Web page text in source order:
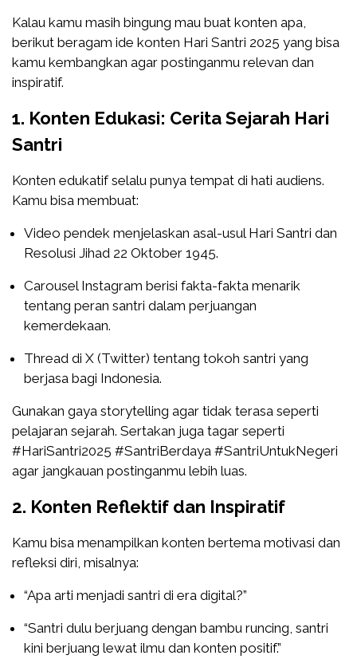
Kalau kamu masih bingung mau buat konten apa,
berikut beragam ide konten Hari Santri 2025 yang bisa
kamu kembangkan agar postinganmu relevan dan
inspiratif.
1. Konten Edukasi: Cerita Sejarah Hari
Santri
Konten edukatif selalu punya tempat di hati audiens.
Kamu bisa membuat:
Video pendek menjelaskan asal-usul Hari Santri dan
Resolusi Jihad 22 Oktober 1945.
Carousel Instagram berisi fakta-fakta menarik
tentang peran santri dalam perjuangan
kemerdekaan.
Thread di X (Twitter) tentang tokoh santri yang
berjasa bagi Indonesia.
Gunakan gaya storytelling agar tidak terasa seperti
pelajaran sejarah. Sertakan juga tagar seperti
#HariSantri2025 #SantriBerdaya #SantriUntukNegeri
agar jangkauan postinganmu lebih luas.
2. Konten Reflektif dan Inspiratif
Kamu bisa menampilkan konten bertema motivasi dan
refleksi diri, misalnya:
“Apa arti menjadi santri di era digital?”
“Santri dulu berjuang dengan bambu runcing, santri
kini berjuang lewat ilmu dan konten positif.”